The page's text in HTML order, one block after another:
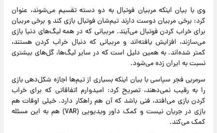
وی با بیان اینکه مربیان فوتبال به دو دسته تقسیم می‌شوند، عنوان
کرد: برخی مربیان دوست دارند تیم‌شان فوتبال بازی کند و برخی مربیان
برای خراب کردن فوتبال می‌آیند. مربیانی که در همه لیگ‌های دنیا بازی
می‌سازند، افزایش یافته‌اند و مربیانی که دنبال خراب کردن هستند،
کمتر شده‌اند. به همین دلیل است که در سایر لیگ‌ها، گل‌های بیشتری
نسبت به ایران زده می‌شود.
سرمربی فجر سپاسی با بیان اینکه بسیاری از تیم‌ها اجازه شکل‌دهی بازی
را به رقیب نمی‌دهند، تصریح کرد: امیدوارم اتفاقاتی که برای خراب
کردن بازی می‌افتد، فنی باشد که آن هم راهکار دارد. خیلی اوقات هم
بازی در جریان نیست و کمک داور ویدیویی (VAR) هم به این مسئله
کمک می‌کند.